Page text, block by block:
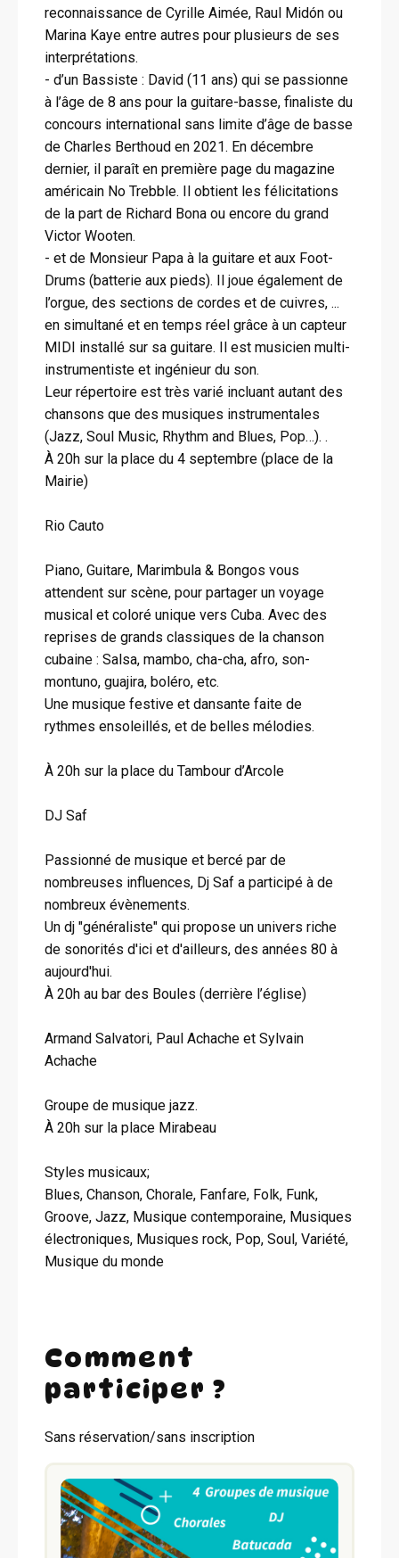
reconnaissance de Cyrille Aimée, Raul Midón ou
Marina Kaye entre autres pour plusieurs de ses
interprétations.
- d’un Bassiste : David (11 ans) qui se passionne
à l’âge de 8 ans pour la guitare-basse, finaliste du
concours international sans limite d’âge de basse
de Charles Berthoud en 2021. En décembre
dernier, il paraît en première page du magazine
américain No Trebble. Il obtient les félicitations
de la part de Richard Bona ou encore du grand
Victor Wooten.
- et de Monsieur Papa à la guitare et aux Foot-
Drums (batterie aux pieds). Il joue également de
l’orgue, des sections de cordes et de cuivres, ...
en simultané et en temps réel grâce à un capteur
MIDI installé sur sa guitare. Il est musicien multi-
instrumentiste et ingénieur du son.
Leur répertoire est très varié incluant autant des
chansons que des musiques instrumentales
(Jazz, Soul Music, Rhythm and Blues, Pop…). .
À 20h sur la place du 4 septembre (place de la
Mairie)
Rio Cauto
Piano, Guitare, Marimbula & Bongos vous
attendent sur scène, pour partager un voyage
musical et coloré unique vers Cuba. Avec des
reprises de grands classiques de la chanson
cubaine : Salsa, mambo, cha-cha, afro, son-
montuno, guajira, boléro, etc.
Une musique festive et dansante faite de
rythmes ensoleillés, et de belles mélodies.
À 20h sur la place du Tambour d’Arcole
DJ Saf
Passionné de musique et bercé par de
nombreuses influences, Dj Saf a participé à de
nombreux évènements.
Un dj "généraliste" qui propose un univers riche
de sonorités d'ici et d'ailleurs, des années 80 à
aujourd'hui.
À 20h au bar des Boules (derrière l’église)
Armand Salvatori, Paul Achache et Sylvain
Achache
Groupe de musique jazz.
À 20h sur la place Mirabeau
Styles musicaux;
Blues, Chanson, Chorale, Fanfare, Folk, Funk,
Groove, Jazz, Musique contemporaine, Musiques
électroniques, Musiques rock, Pop, Soul, Variété,
Musique du monde
Comment
participer ?
Sans réservation/sans inscription